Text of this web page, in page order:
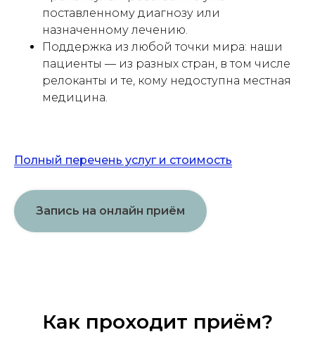
поставленному диагнозу или
назначенному лечению.
Поддержка из любой точки мира: наши
пациенты — из разных стран, в том числе
релоканты и те, кому недоступна местная
медицина.
Полный перечень услуг и стоимость
Запись на онлайн приём
Как проходит приём?